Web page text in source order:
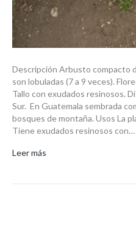
Descripción Arbusto compacto
son lobuladas (7 a 9 veces).
Tallo con exudados resinosos.
Sur. En Guatemala sembrada
bosques de montaña. Usos La
Tiene exudados resinosos con…
Leer más